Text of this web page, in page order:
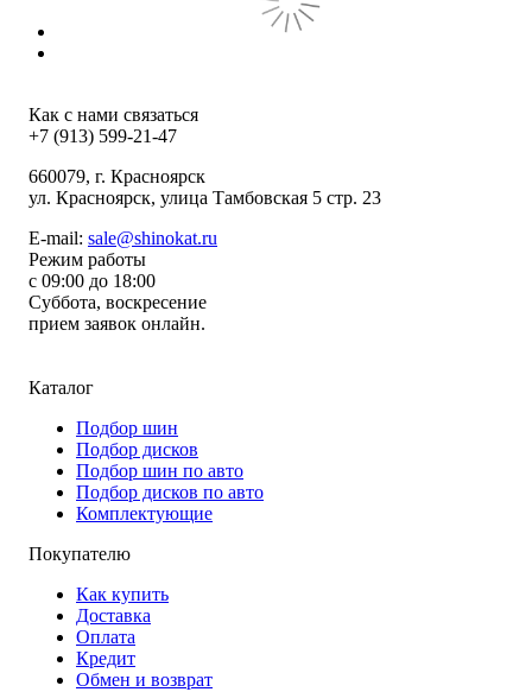
Как с нами связаться
+7 (913) 599-21-47
660079, г. Красноярск
ул. Красноярск, улица Тамбовская 5 стр. 23
E-mail: sale@shinokat.ru
Режим работы
с 09:00 до 18:00
Суббота, воскресение
прием заявок онлайн.
Каталог
Подбор шин
Подбор дисков
Подбор шин по авто
Подбор дисков по авто
Комплектующие
Покупателю
Как купить
Доставка
Оплата
Кредит
Обмен и возврат